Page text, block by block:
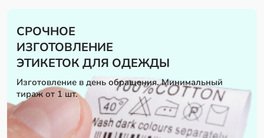
СРОЧНОЕ
ИЗГОТОВЛЕНИЕ
ЭТИКЕТОК ДЛЯ ОДЕЖДЫ
Изготовление в день обращения. Минимальный
тираж от 1 шт.